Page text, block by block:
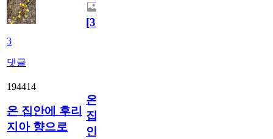
3
댓글
[3]
194414
온 집안에 후리
지아 향으로
온
집
안